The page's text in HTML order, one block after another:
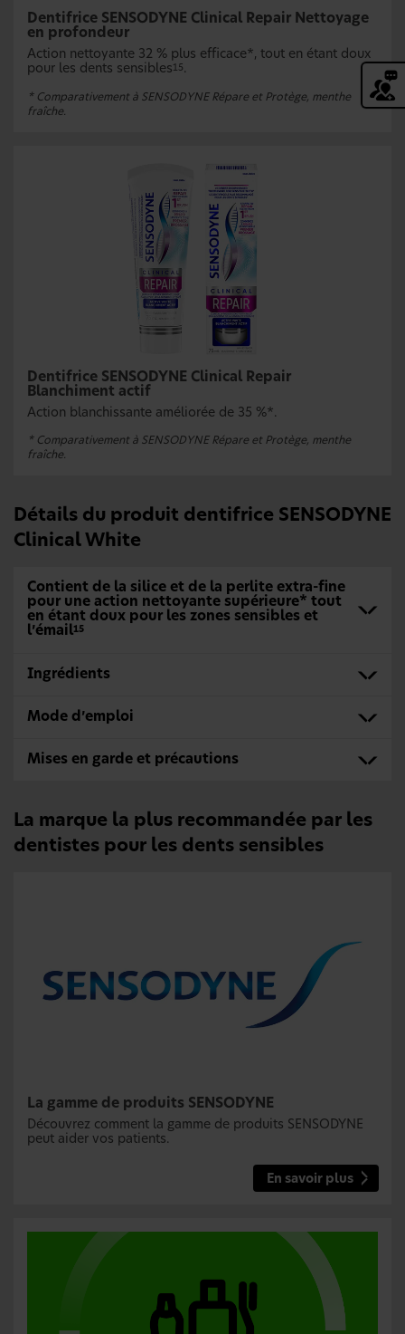
Dentifrice SENSODYNE Clinical Repair Nettoyage
en profondeur
Action nettoyante 32 % plus efficace*, tout en étant doux
pour les dents sensibles 15 .
* Comparativement à SENSODYNE Répare et Protège, menthe
fraîche.
Dentifrice SENSODYNE Clinical Repair
Blanchiment actif
Action blanchissante améliorée de 35 %*.
* Comparativement à SENSODYNE Répare et Protège, menthe
fraîche.
Détails du produit dentifrice SENSODYNE
Clinical White
Contient de la silice et de la perlite extra-fine
pour une action nettoyante supérieure* tout
en étant doux pour les zones sensibles et
l’émail15
Ingrédients
Mode d’emploi
Mises en garde et précautions
La marque la plus recommandée par les
dentistes pour les dents sensibles
La gamme de produits SENSODYNE
Découvrez comment la gamme de produits SENSODYNE
peut aider vos patients.
En savoir plus